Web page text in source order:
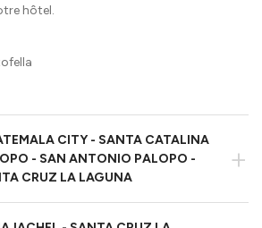
hôtel.
CITY - SANTA CATALINA
- SAN ANTONIO PALOPO -
CRUZ LA LAGUNA
+